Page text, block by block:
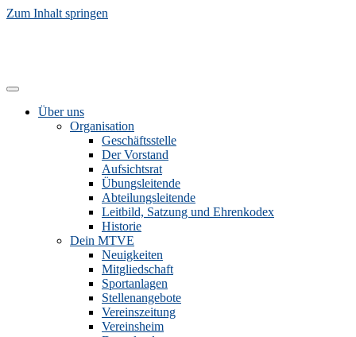
Zum Inhalt springen
Über uns
Organisation
Geschäftsstelle
Der Vorstand
Aufsichtsrat
Übungsleitende
Abteilungsleitende
Leitbild, Satzung und Ehrenkodex
Historie
Dein MTVE
Neuigkeiten
Mitgliedschaft
Sportanlagen
Stellenangebote
Vereinszeitung
Vereinsheim